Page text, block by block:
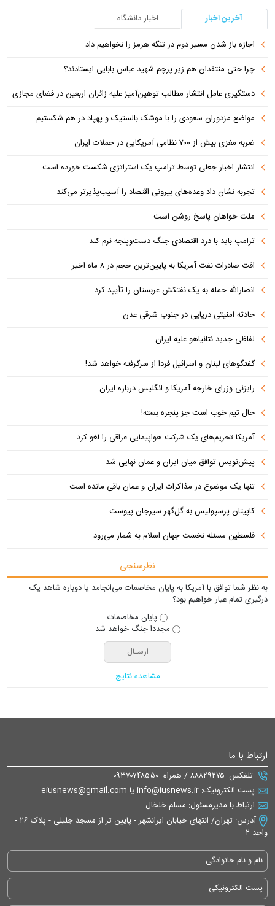
آخرین اخبار
اخبار دانشگاه
اجازه باز شدن مسیر دوم در تنگه هرمز را نخواهیم داد
چرا حتی منتقدان هم زیر پرچم شهید عباس بابایی ایستادند؟
دستگیری عامل انتشار مطالب توهین‌آمیز علیه زائران اربعین در فضای مجازی
مواضع مزدوران سعودی را با موشک بالستیک و پهپاد در هم شکستیم
ضربه مغزی بیش از ۷۰۰ نظامی آمریکایی در حملات ایران
انتشار اخبار جعلی توسط ترامپ یک استراتژی شکست خورده است
تجربه نشان داد وعده‌های بیرونی اقتصاد را آسیب‌پذیرتر می‌کند
ملت خواهان پاسخ روشن است
ترامپ باید با درد اقتصادیِ جنگ دست‌و‌پنجه نرم کند
افت صادرات نفت آمریکا به پایین‌ترین حجم در ۸ ماه اخیر
انصارالله حمله به یک نفتکش عربستان را تأیید کرد
حادثه امنیتی دریایی در جنوب شرقی عدن
لفاظی جدید نتانیاهو علیه ایران
گفتگوهای لبنان و اسرائیل فردا از سرگرفته خواهد شد!
رایزنی وزرای خارجه آمریکا و انگلیس درباره ایران
حال تیم خوب است جز پنجره بسته!
آمریکا تحریم‌های یک شرکت هواپیمایی عراقی را لغو کرد
پیش‌نویس توافق میان ایران و عمان نهایی شد
تنها یک موضوع در مذاکرات ایران و عمان باقی مانده است
کاپیتان پرسپولیس به گل‌گهر سیرجان پیوست
فلسطین مسئله نخست جهان اسلام به شمار می‌رود
نظرسنجی
به نظر شما توافق با آمریکا به پایان مخاصمات می‌انجامد یا دوباره شاهد یک
درگیری تمام عیار خواهیم بود؟
پایان مخاصمات
مجددا جنگ خواهد شد
مشاهده نتایج
ارتباط با ما
تلفکس: ۸۸۸۲۹۲۷۵ / همراه: ۰۹۳۷۰۷۴۸۵۵۰
پست الکترونیک: info@iusnews.ir یا eiusnews@gmail.com
ارتباط با مدیرمسئول: مسلم خلخال
آدرس: تهران/ انتهای خیابان ایرانشهر - پایین تر از مسجد جلیلی - پلاک ۲۶ -
واحد ۲